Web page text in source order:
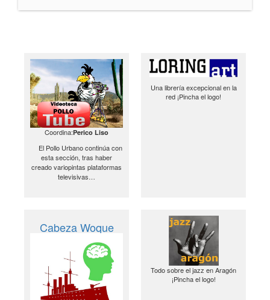
Coordina:Perico Liso
El Pollo Urbano continúa con
esta sección, tras haber
creado variopintas plataformas
televisivas…
Una librería excepcional en la
red ¡Pincha el logo!
Cabeza Woque
Todo sobre el jazz en Aragón
¡Pincha el logo!